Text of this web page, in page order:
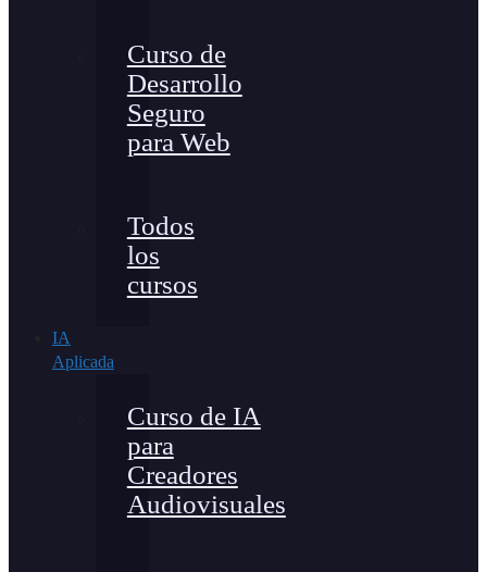
Curso de
Desarrollo
Seguro
para Web
Todos
los
cursos
IA
Aplicada
Curso de IA
para
Creadores
Audiovisuales